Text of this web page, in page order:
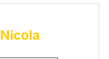
Nicola